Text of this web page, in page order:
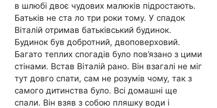
в шлюбі двоє чудових малюків підростають.
Батьків не ста ло три роки тому. У спадок
Віталій отримав батьківський будинок.
Будинок був добротний, двоповерховий.
Багато теплих спогадів було пов’язано з цими
стінами. Встав Віталій рано. Він взагалі не міг
тут довго спати, сам не розумів чому, так з
самого дитинства було. Всі домашні ще
спали. Він взяв з собою пляшку води і